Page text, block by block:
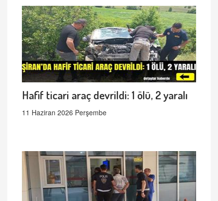
Hafif ticari araç devrildi: 1 ölü, 2 yaralı
11 Haziran 2026 Perşembe